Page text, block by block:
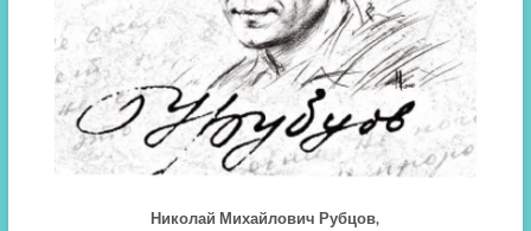
Николай Михайлович Рубцов,